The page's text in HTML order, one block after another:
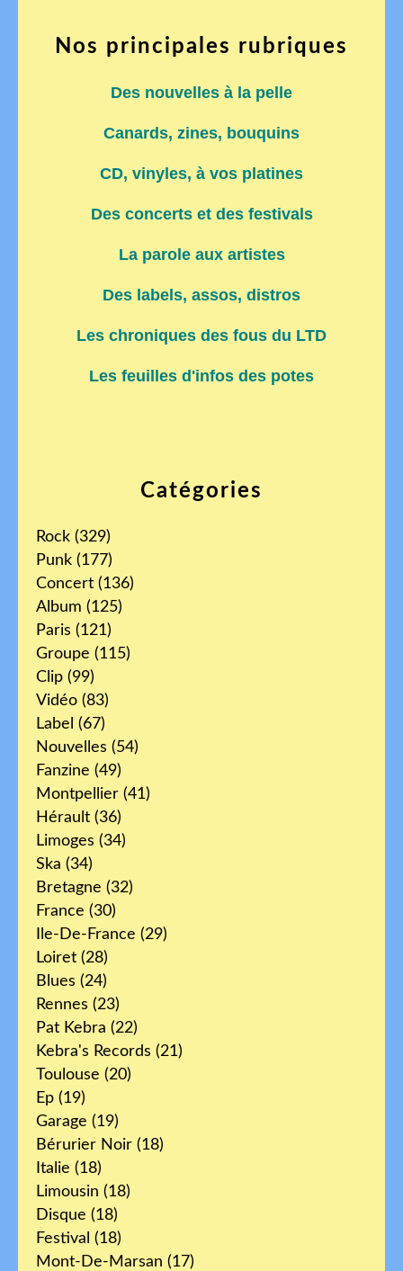
Catégories
Rock (329)
Punk (177)
Concert (136)
Album (125)
Paris (121)
Groupe (115)
Clip (99)
Vidéo (83)
Label (67)
Nouvelles (54)
Fanzine (49)
Montpellier (41)
Hérault (36)
Limoges (34)
Ska (34)
Bretagne (32)
France (30)
Ile-De-France (29)
Loiret (28)
Blues (24)
Rennes (23)
Pat Kebra (22)
Kebra's Records (21)
Toulouse (20)
Ep (19)
Garage (19)
Bérurier Noir (18)
Italie (18)
Limousin (18)
Disque (18)
Festival (18)
Mont-De-Marsan (17)
Nos principales rubriques
Des nouvelles à la pelle
Canards, zines, bouquins
CD, vinyles, à vos platines
Des concerts et des festivals
La parole aux artistes
Des labels, assos, distros
Les chroniques des fous du LTD
Les feuilles d'infos des potes